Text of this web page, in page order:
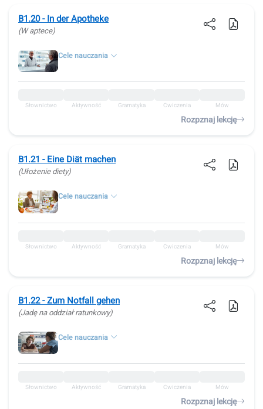
B1.20 - In der Apotheke
(W aptece)
Cele nauczania
Słownictwo Aktywność Gramatyka Ćwiczenia Mów
Rozpznaj lekcję
B1.21 - Eine Diät machen
(Ułożenie diety)
Cele nauczania
Słownictwo Aktywność Gramatyka Ćwiczenia Mów
Rozpznaj lekcję
B1.22 - Zum Notfall gehen
(Jadę na oddział ratunkowy)
Cele nauczania
Słownictwo Aktywność Gramatyka Ćwiczenia Mów
Rozpznaj lekcję